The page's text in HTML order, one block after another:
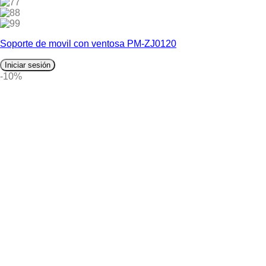
7
8
9
Soporte de movil con ventosa PM-ZJ0120
Iniciar sesión
-10%